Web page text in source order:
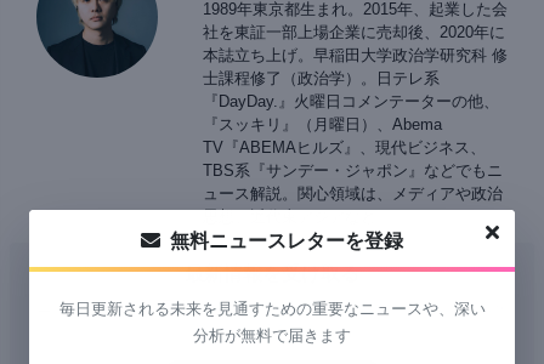
1989年東京都生まれ。2015年、起業した会
社を東証一部上場企業に売却後、2020年に
本誌立ち上げ。早稲田大学政治学研究科 修
士課程修了（政治学）。日テレ系
『DayDay.』火曜日コメンテーターの他、
『スッキリ』（月曜日）、Abema
TV『ABEMAヒルズ』、現代ビジネス、
TBS系『サンデー・ジャポン』などでもニ
ュース解説。関心領域は、メディアや政治
最新情報を受け取る
ニュースレターやTwitterをチェックして、最新の記事やニュースを
受け取ってください。
無料ニュースレターを登録
毎日更新される未来を見通すための重要なニュースや、深い
分析が無料で届きます